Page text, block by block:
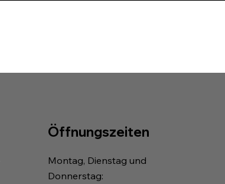
Öffnungszeiten
Montag, Dienstag und
Donnerstag: